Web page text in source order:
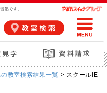
塾です。
教室検索結果一覧 > スクールIE